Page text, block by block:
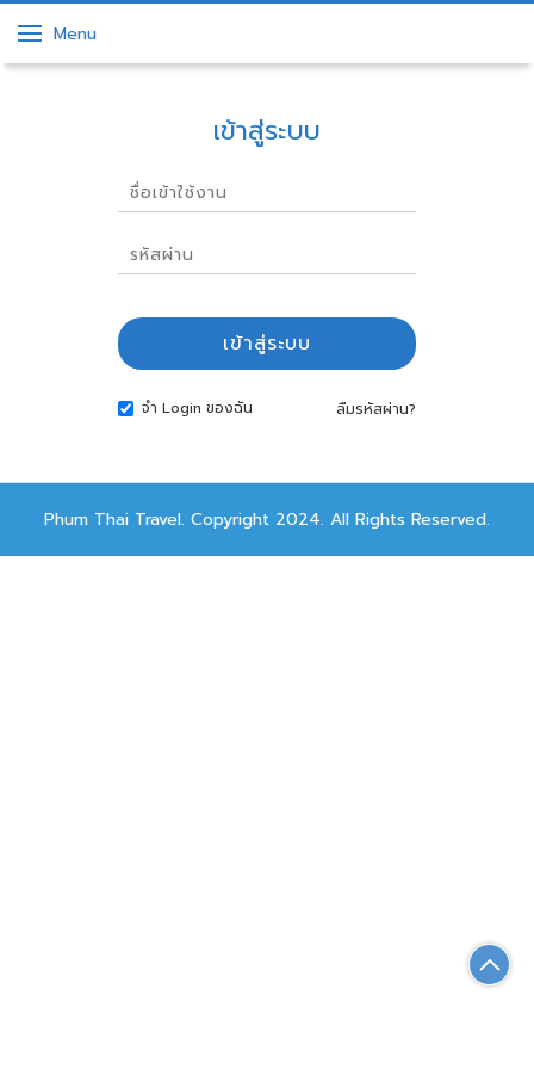
Menu
เข้าสู่ระบบ
จำ Login ของฉัน ลืมรหัสผ่าน?
Phum Thai Travel. Copyright 2024. All Rights Reserved.